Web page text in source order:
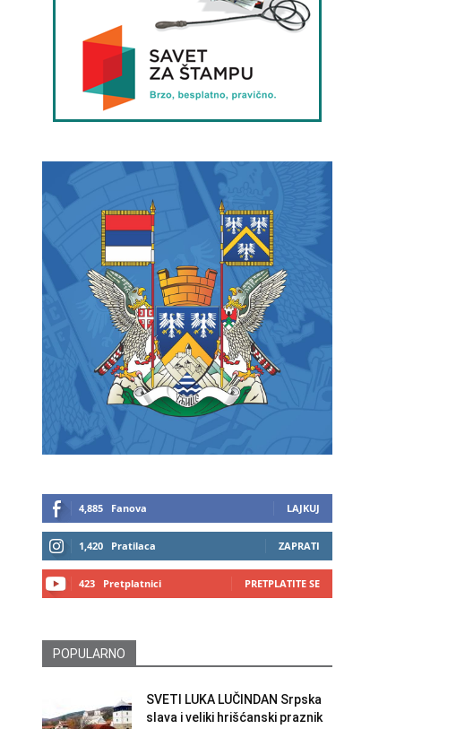
4,885 Fanova LAJKUJ
1,420 Pratilaca ZAPRATI
423 Pretplatnici PRETPLATITE SE
POPULARNO
SVETI LUKA LUČINDAN Srpska
slava i veliki hrišćanski praznik